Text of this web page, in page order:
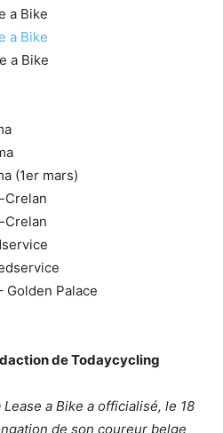
a Bike
a Bike
a Bike
(1er mars)
Crelan
Crelan
Golden Palace
de Todaycycling
a Bike a officialisé, le 18
de son coureur belge